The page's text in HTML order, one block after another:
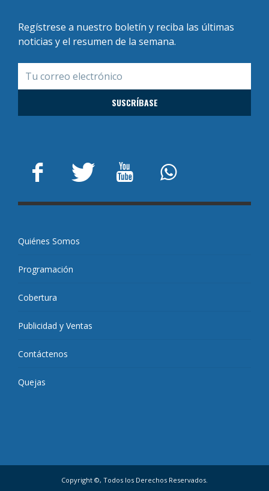
Regístrese a nuestro boletín y reciba las últimas
noticias y el resumen de la semana.
Quiénes Somos
Programación
Cobertura
Publicidad y Ventas
Contáctenos
Quejas
Copyright ©, Todos los Derechos Reservados.